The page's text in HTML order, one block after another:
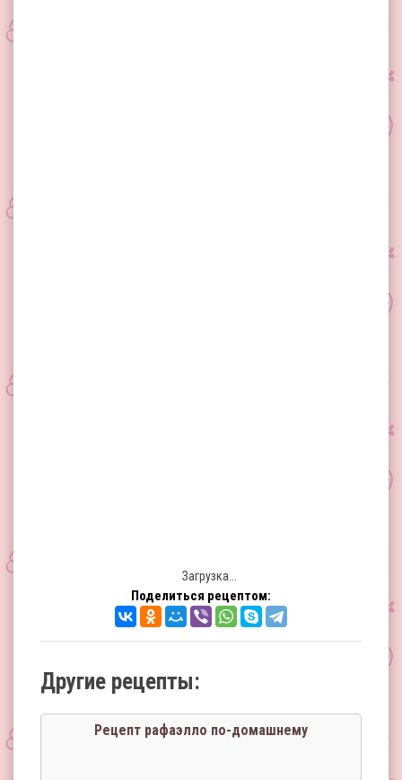
Загрузка...
Поделиться рецептом:
Другие рецепты:
Рецепт рафаэлло по-домашнему